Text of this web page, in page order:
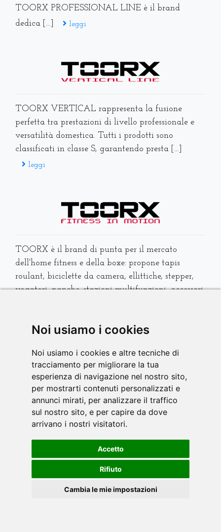
Noi usiamo i cookies
Noi usiamo i cookies e altre tecniche di
tracciamento per migliorare la tua
esperienza di navigazione nel nostro sito,
per mostrarti contenuti personalizzati e
annunci mirati, per analizzare il traffico
sul nostro sito, e per capire da dove
arrivano i nostri visitatori.
Accetto
Rifiuto
Cambia le mie impostazioni
TOORX PROFESSIONAL LINE è il brand
dedica [...]
leggi
TOORX VERTICAL rappresenta la fusione
perfetta tra prestazioni di livello professionale e
versatilità domestica. Tutti i prodotti sono
classificati in classe S, garantendo presta [...]
leggi
TOORX è il brand di punta per il mercato
dell'home fitness e della boxe: propone tapis
roulant, biciclette da camera, ellittiche, stepper,
vogatori, panche, stazioni multifunzioni, accessori
Il fitness di qualità alla portata di tutti. Potrebbe
essere lo slogan del brand Everfit, che propone
una nutrita linea di biciclette da camera,
pedaliere per ginnastica passiva e riabilit [...]